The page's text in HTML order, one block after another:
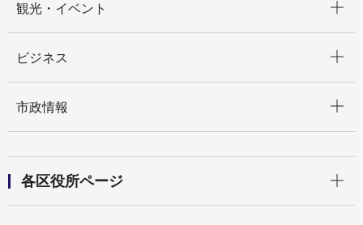
観光・イベント
ビジネス
市政情報
各区役所ページ